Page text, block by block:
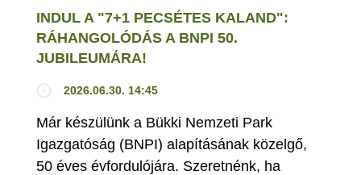
INDUL A "7+1 PECSÉTES KALAND":
RÁHANGOLÓDÁS A BNPI 50.
JUBILEUMÁRA!
2026.06.30. 14:45
Már készülünk a Bükki Nemzeti Park
Igazgatóság (BNPI) alapításának közelgő,
50 éves évfordulójára. Szeretnénk, ha